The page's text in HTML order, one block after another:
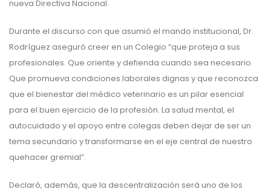
nueva Directiva Nacional.
Durante el discurso con que asumió el mando institucional, Dr.
Rodríguez aseguró creer en un Colegio “que proteja a sus
profesionales. Que oriente y defienda cuando sea necesario.
Que promueva condiciones laborales dignas y que reconozca
que el bienestar del médico veterinario es un pilar esencial
para el buen ejercicio de la profesión. La salud mental, el
autocuidado y el apoyo entre colegas deben dejar de ser un
tema secundario y transformarse en el eje central de nuestro
quehacer gremial”.
Declaró, además, que la descentralización será uno de los